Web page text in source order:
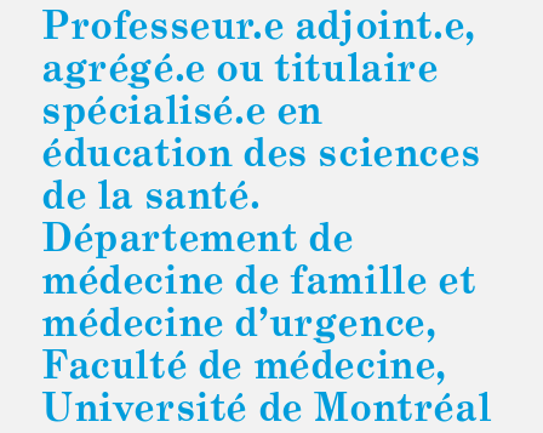
Professeur.e adjoint.e,
agrégé.e ou titulaire
spécialisé.e en
éducation des sciences
de la santé.
Département de
médecine de famille et
médecine d’urgence,
Faculté de médecine,
Université de Montréal